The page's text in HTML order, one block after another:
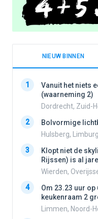
NIEUW BINNEN
1
Vanuit het niets
(waarneming 2)
Dordrecht, Zuid-
2
Bolvormige
Hulsberg, Limburg
3
Klopt niet de
Rijssen) is al
Wierden,
4
Om 23.23 uur
keukenraam 2
Limmen, Noord-